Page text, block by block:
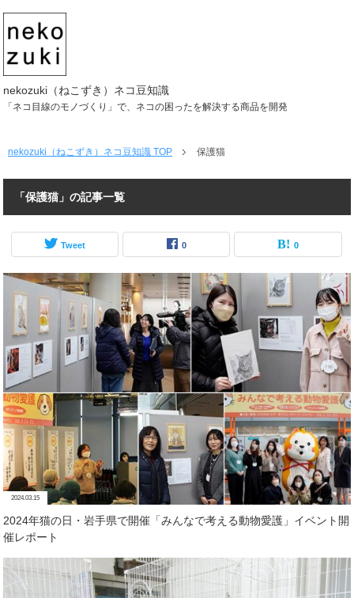
nekozuki（ねこずき）ネコ豆知識
「ネコ目線のモノづくり」で、ネコの困ったを解決する商品を開発
nekozuki（ねこずき）ネコ豆知識 TOP 保護猫
「保護猫」の記事一覧
Tweet 0 0
2024.03.15
2024年猫の日・岩手県で開催「みんなで考える動物愛護」イベント開
催レポート